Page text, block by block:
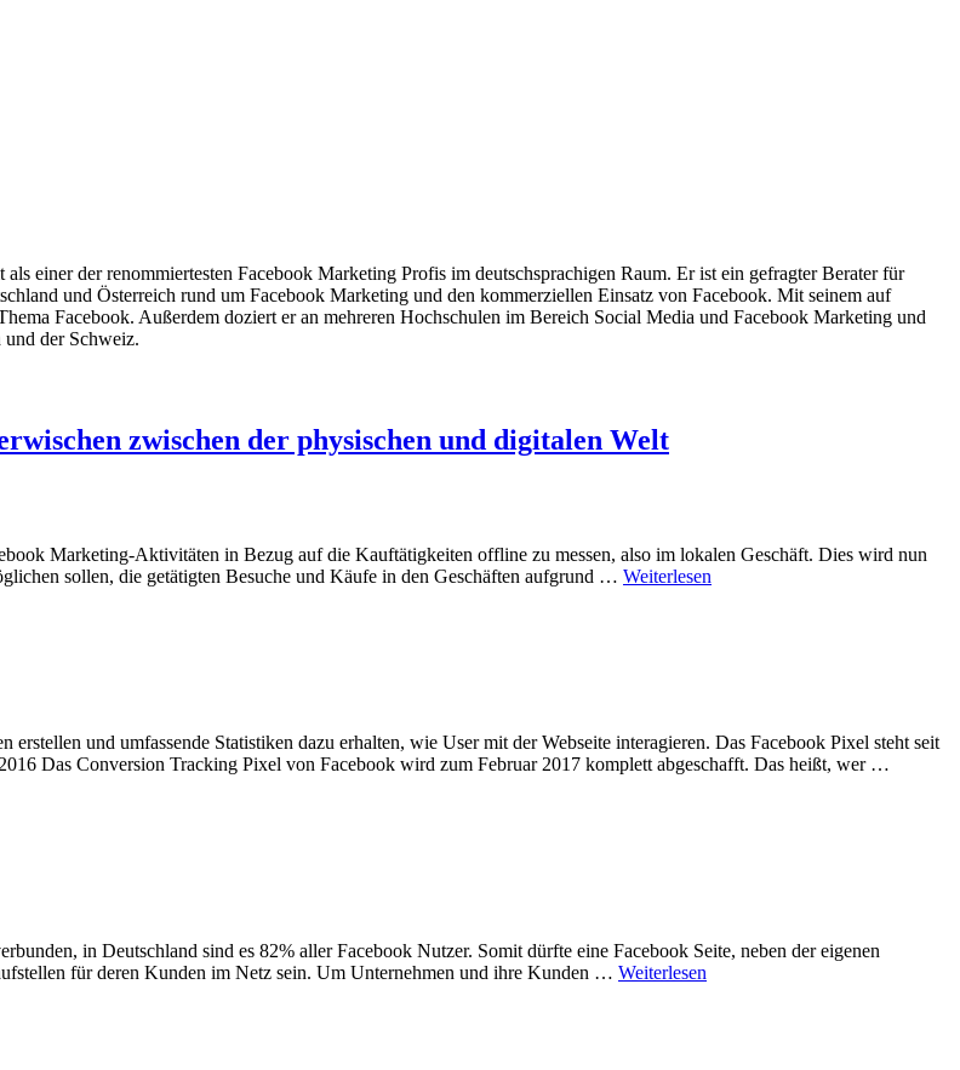
einer der renommiertesten Facebook Marketing Profis im deutschsprachigen Raum. Er ist ein gefragter Berater für
und Österreich rund um Facebook Marketing und den kommerziellen Einsatz von Facebook. Mit seinem auf
Facebook. Außerdem doziert er an mehreren Hochschulen im Bereich Social Media und Facebook Marketing und
und der Schweiz.
zwischen der physischen und digitalen Welt
Marketing-Aktivitäten in Bezug auf die Kauftätigkeiten offline zu messen, also im lokalen Geschäft. Dies wird nun
sollen, die getätigten Besuche und Käufe in den Geschäften aufgrund … Weiterlesen
und umfassende Statistiken dazu erhalten, wie User mit der Webseite interagieren. Das Facebook Pixel steht seit
Das Conversion Tracking Pixel von Facebook wird zum Februar 2017 komplett abgeschafft. Das heißt, wer …
in Deutschland sind es 82% aller Facebook Nutzer. Somit dürfte eine Facebook Seite, neben der eigenen
für deren Kunden im Netz sein. Um Unternehmen und ihre Kunden … Weiterlesen